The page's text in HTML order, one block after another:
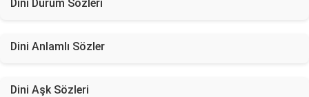
Dini Durum Sözleri
Dini Anlamlı Sözler
Dini Aşk Sözleri